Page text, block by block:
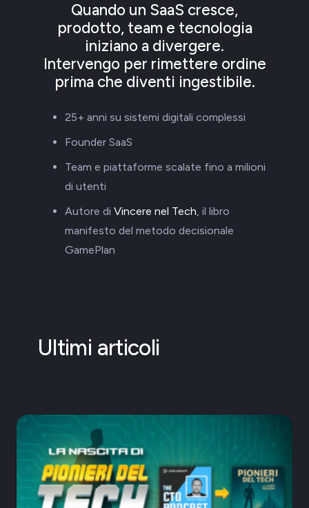
Quando un SaaS cresce,
prodotto, team e tecnologia
iniziano a divergere.
Intervengo per rimettere ordine
prima che diventi ingestibile.
25+ anni su sistemi digitali complessi
Founder SaaS
Team e piattaforme scalate fino a milioni
di utenti
Autore di Vincere nel Tech, il libro
manifesto del metodo decisionale
GamePlan
Ultimi articoli